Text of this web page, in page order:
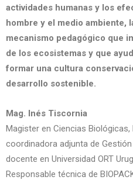
actividades humanas y los
hombre y el medio ambiente,
mecanismo pedagógico que
de los ecosistemas y que
formar una cultura
desarrollo sostenible.
Mag. Inés Tiscornia
Magister en Ciencias
coordinadora adjunta de
docente en Universidad ORT
Responsable técnica de